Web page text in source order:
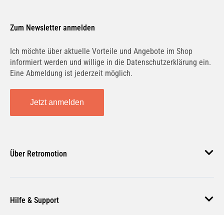
Zum Newsletter anmelden
Ich möchte über aktuelle Vorteile und Angebote im Shop
informiert werden und willige in die Datenschutzerklärung ein.
Eine Abmeldung ist jederzeit möglich.
Jetzt anmelden
Über Retromotion
Unsere Jobs
Hilfe & Support